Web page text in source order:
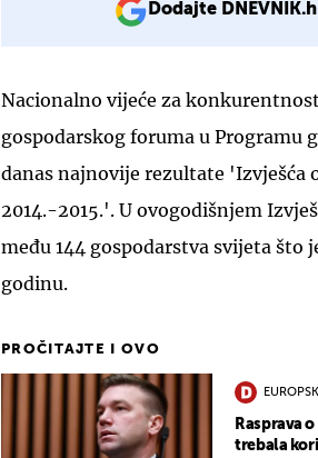
Dodajte
Nacionalno vijeće za
gospodarskog foruma u
danas najnovije rezultate
2014.-2015.'. U ovogodišnjem
među 144 gospodarstva svijeta što
godinu.
PROČITAJTE I OVO
Rasprava
trebala